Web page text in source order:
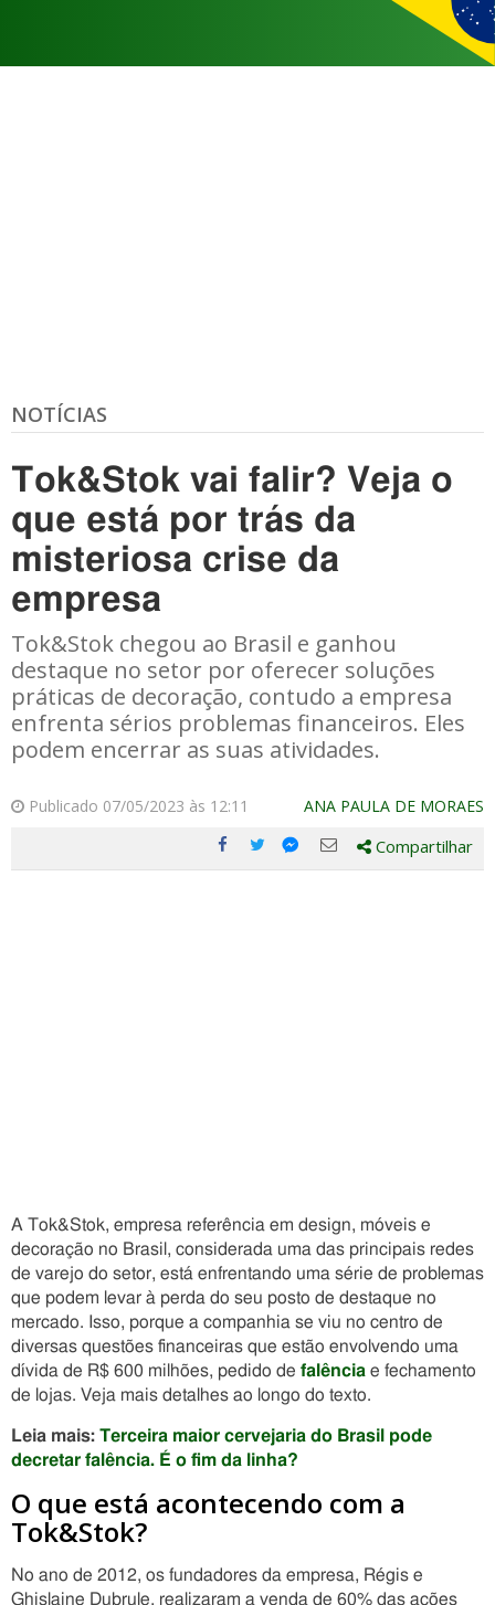
NOTÍCIAS
Tok&Stok vai falir? Veja o
que está por trás da
misteriosa crise da
empresa
Tok&Stok chegou ao Brasil e ganhou
destaque no setor por oferecer soluções
práticas de decoração, contudo a empresa
enfrenta sérios problemas financeiros. Eles
podem encerrar as suas atividades.
Publicado 07/05/2023 às 12:11 ANA PAULA DE MORAES
Compartilhe
Compartilhe
Compartilhe
Compartilhe
Compartilhar
A Tok&Stok, empresa referência em design, móveis e
decoração no Brasil, considerada uma das principais redes
de varejo do setor, está enfrentando uma série de problemas
que podem levar à perda do seu posto de destaque no
mercado. Isso, porque a companhia se viu no centro de
diversas questões financeiras que estão envolvendo uma
dívida de R$ 600 milhões, pedido de falência e fechamento
de lojas. Veja mais detalhes ao longo do texto.
Leia mais: Terceira maior cervejaria do Brasil pode
decretar falência. É o fim da linha?
O que está acontecendo com a
Tok&Stok?
No ano de 2012, os fundadores da empresa, Régis e
Ghislaine Dubrule, realizaram a venda de 60% das ações